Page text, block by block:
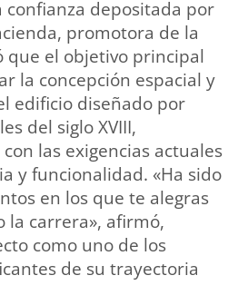
confianza depositada por
promotora de la
que el objetivo principal
la concepción espacial y
edificio diseñado por
del siglo XVIII,
las exigencias actuales
y funcionalidad. «Ha sido
en los que te alegras
la carrera», afirmó,
como uno de los
de su trayectoria